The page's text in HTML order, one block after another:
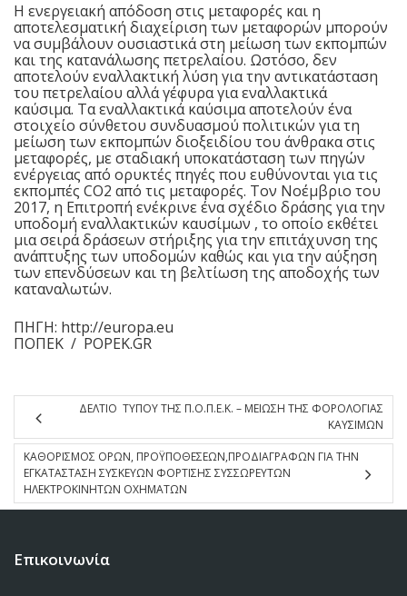
Η ενεργειακή απόδοση στις μεταφορές και η
αποτελεσματική διαχείριση των μεταφορών μπορούν
να συμβάλουν ουσιαστικά στη μείωση των εκπομπών
και της κατανάλωσης πετρελαίου. Ωστόσο, δεν
αποτελούν εναλλακτική λύση για την αντικατάσταση
του πετρελαίου αλλά γέφυρα για εναλλακτικά
καύσιμα. Τα εναλλακτικά καύσιμα αποτελούν ένα
στοιχείο σύνθετου συνδυασμού πολιτικών για τη
μείωση των εκπομπών διοξειδίου του άνθρακα στις
μεταφορές, με σταδιακή υποκατάσταση των πηγών
ενέργειας από ορυκτές πηγές που ευθύνονται για τις
εκπομπές CO2 από τις μεταφορές. Τον Νοέμβριο του
2017, η Επιτροπή ενέκρινε ένασχέδιο δράσης για την
υποδομή εναλλακτικών καυσίμων , το οποίο εκθέτει
μια σειρά δράσεων στήριξης για την επιτάχυνση της
ανάπτυξης των υποδομών καθώς και για την αύξηση
των επενδύσεων και τη βελτίωση της αποδοχής των
καταναλωτών.
ΠΗΓΗ: http://europa.eu
ΠΟΠΕΚ / POPEK.GR
ΔΕΛΤΙΟ ΤΥΠΟΥ ΤΗΣ Π.Ο.Π.Ε.Κ. – ΜΕΙΩΣΗ ΤΗΣ ΦΟΡΟΛΟΓΙΑΣ
ΚΑΥΣΙΜΩΝ
ΚΑΘΟΡΙΣΜΟΣ ΟΡΩΝ, ΠΡΟΫΠΟΘΕΣΕΩΝ,ΠΡΟΔΙΑΓΡΑΦΩΝ ΓΙΑ ΤΗΝ
ΕΓΚΑΤΑΣΤΑΣΗ ΣΥΣΚΕΥΩΝ ΦΟΡΤΙΣΗΣ ΣΥΣΣΩΡΕΥΤΩΝ
ΗΛΕΚΤΡΟΚΙΝΗΤΩΝ ΟΧΗΜΑΤΩΝ
Επικοινωνία